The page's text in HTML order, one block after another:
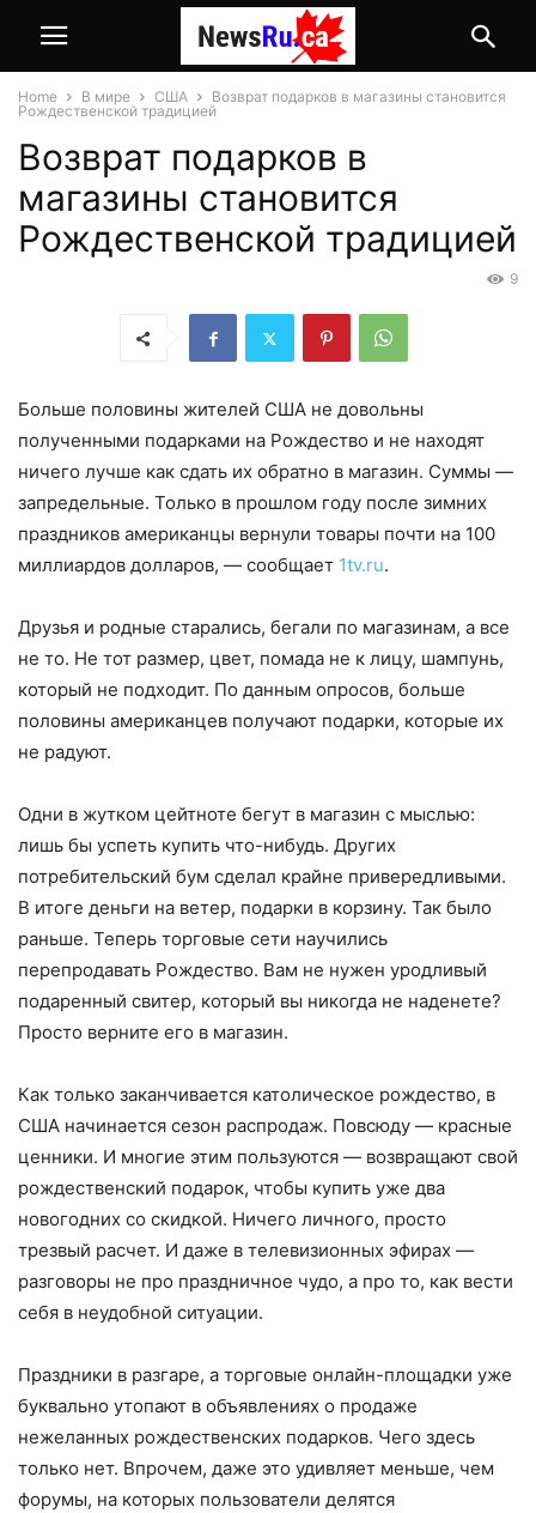
Home В мире США
Возврат подарков в магазины становится
Рождественской традицией
Возврат подарков в
магазины становится
Рождественской традицией
9
Больше половины жителей США не довольны
полученными подарками на Рождество и не находят
ничего лучше как сдать их обратно в магазин. Суммы —
запредельные. Только в прошлом году после зимних
праздников американцы вернули товары почти на 100
миллиардов долларов, — сообщает 1tv.ru.
Друзья и родные старались, бегали по магазинам, а все
не то. Не тот размер, цвет, помада не к лицу, шампунь,
который не подходит. По данным опросов, больше
половины американцев получают подарки, которые их
не радуют.
Одни в жутком цейтноте бегут в магазин с мыслью:
лишь бы успеть купить что-нибудь. Других
потребительский бум сделал крайне привередливыми.
В итоге деньги на ветер, подарки в корзину. Так было
раньше. Теперь торговые сети научились
перепродавать Рождество. Вам не нужен уродливый
подаренный свитер, который вы никогда не наденете?
Просто верните его в магазин.
Как только заканчивается католическое рождество, в
США начинается сезон распродаж. Повсюду — красные
ценники. И многие этим пользуются — возвращают свой
рождественский подарок, чтобы купить уже два
новогодних со скидкой. Ничего личного, просто
трезвый расчет. И даже в телевизионных эфирах —
разговоры не про праздничное чудо, а про то, как вести
себя в неудобной ситуации.
Праздники в разгаре, а торговые онлайн-площадки уже
буквально утопают в объявлениях о продаже
нежеланных рождественских подарков. Чего здесь
только нет. Впрочем, даже это удивляет меньше, чем
форумы, на которых пользователи делятся